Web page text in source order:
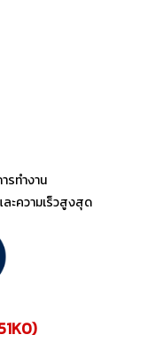
รทำงาน
ะความเร็วสูงสุด